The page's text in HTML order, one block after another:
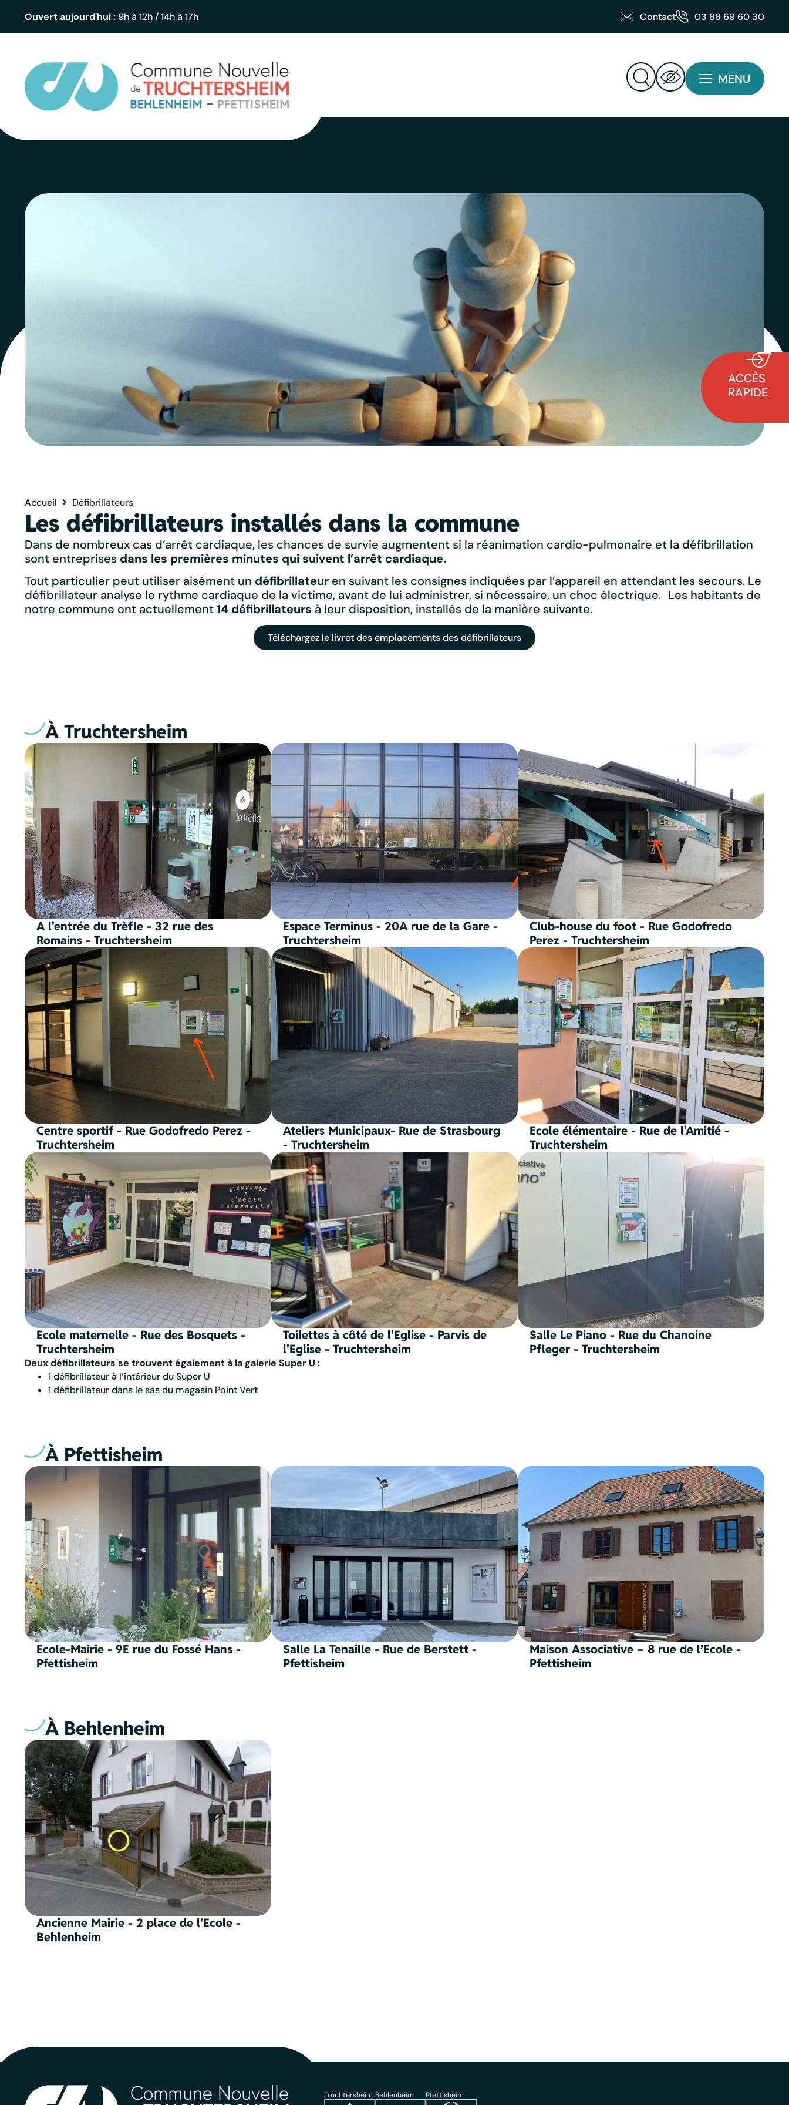
principalOuvert aujourd'hui : 9h à 12h / 14h à 17h Contact 03 88 69 60 30
MENU
ACCÈS
RAPIDE
Accueil Défibrillateurs
Les défibrillateurs installés dans la commune
Dans de nombreux cas d’arrêt cardiaque, les chances de survie augmentent si la réanimation cardio-pulmonaire et la défibrillation
sont entreprises dans les premières minutes qui suivent l’arrêt cardiaque.
Tout particulier peut utiliser aisément un défibrillateur en suivant les consignes indiquées par l’appareil en attendant les secours. Le
défibrillateur analyse le rythme cardiaque de la victime, avant de lui administrer, si nécessaire, un choc électrique. Les habitants de
notre commune ont actuellement14 défibrillateurs à leur disposition, installés de la manière suivante.
Téléchargez le livret des emplacements des défibrillateurs
À Truchtersheim
A l'entrée du Trèfle - 32 rue des
Romains - Truchtersheim
Espace Terminus - 20A rue de la Gare -
Truchtersheim
Club-house du foot - Rue Godofredo
Perez - Truchtersheim
Centre sportif - Rue Godofredo Perez -
Truchtersheim
Ateliers Municipaux- Rue de Strasbourg
- Truchtersheim
Ecole élémentaire - Rue de l'Amitié -
Truchtersheim
Ecole maternelle - Rue des Bosquets -
Truchtersheim
Toilettes à côté de l'Eglise - Parvis de
l'Eglise - Truchtersheim
Salle Le Piano - Rue du Chanoine
Pfleger - Truchtersheim
Deux défibrillateurs se trouvent également à la galerie Super U :
1 défibrillateur à l’intérieur du Super U
1 défibrillateur dans le sas du magasin Point Vert
À Pfettisheim
Ecole-Mairie - 9E rue du Fossé Hans -
Pfettisheim
Salle La Tenaille - Rue de Berstett -
Pfettisheim
Maison Associative – 8 rue de l’Ecole -
Pfettisheim
À Behlenheim
Ancienne Mairie - 2 place de l'Ecole -
Behlenheim
Truchtersheim Behlenheim Pfettisheim